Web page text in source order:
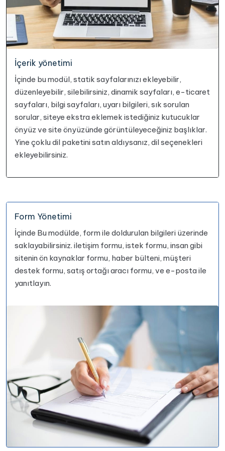
İçerik yönetimi
İçinde bu modül, statik sayfalarınızı ekleyebilir,
düzenleyebilir, silebilirsiniz, dinamik sayfaları, e-ticaret
sayfaları, bilgi sayfaları, uyarı bilgileri, sık sorulan
sorular, siteye ekstra eklemek istediğiniz kutucuklar
önyüz ve site önyüzünde görüntüleyeceğiniz başlıklar.
Yine çoklu dil paketini satın aldıysanız, dil seçenekleri
ekleyebilirsiniz.
Form Yönetimi
İçinde Bu modülde, form ile doldurulan bilgileri üzerinde
saklayabilirsiniz. iletişim formu, istek formu, insan gibi
sitenin ön kaynaklar formu, haber bülteni, müşteri
destek formu, satış ortağı aracı formu, ve e-posta ile
yanıtlayın.